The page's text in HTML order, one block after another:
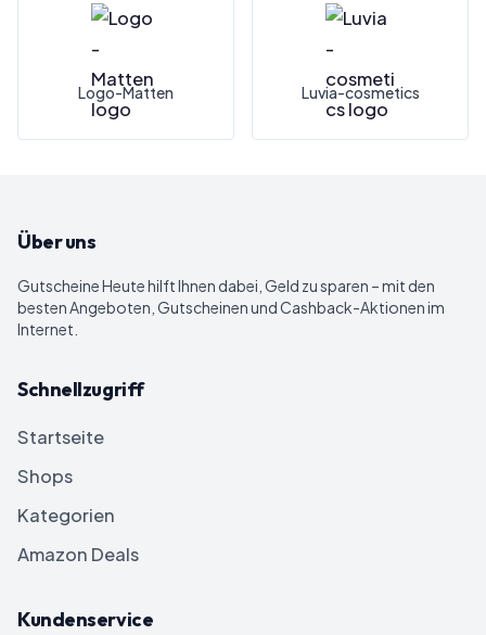
Logo-Matten Luvia-cosmetics
Über uns
Gutscheine Heutehilft Ihnen dabei, Geld zu sparen – mit den
besten Angeboten, Gutscheinen und Cashback-Aktionen im
Internet.
Schnellzugriff
Startseite
Shops
Kategorien
Amazon Deals
Kundenservice